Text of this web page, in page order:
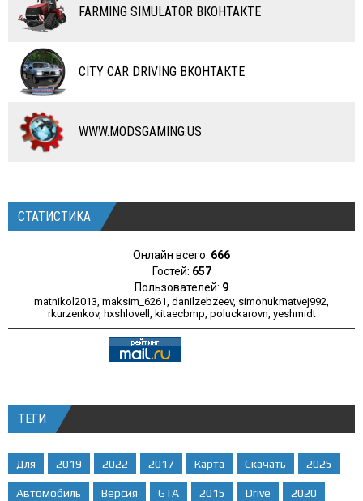
КАРТЫ
ЧИТЫ
ПРОГРАММЫ
РАЗНОЕ
FARMING SIMULATOR ВКОНТАКТЕ
CITY CAR DRIVING ВКОНТАКТЕ
WWW.MODSGAMING.US
СТАТИСТИКА
Онлайн всего: 666
Гостей: 657
Пользователей: 9
matnikol2013, maksim_6261, danilzebzeev, simonukmatvej992,
rkurzenkov, hxshlovell , kitaecbmp, poluckarovn, yeshmidt
ТЕГИ
Для 2019 2022 2017 Карта Скачать 2025
Автомобиль Версия GTA 2015 Drive 2020